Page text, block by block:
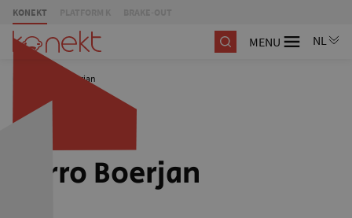
KONEKT
MENU
Karro Boerjan
Karro Boerjan